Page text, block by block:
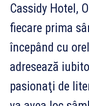
Cassidy Hotel,
fiecare prima
începând cu
adresează
pasionaţi de